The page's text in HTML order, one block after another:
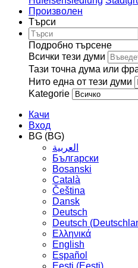
Произволен
Търси
Подробно търсене
Всички тези думи
Тази точна дума или
Нито една от тези думи
Kategorie
Качи
Вход
BG (BG)
العربية
Български
Bosanski
Сatalà
Čeština
Dansk
Deutsch
Deutsch
Ελληνικά
English
Español
Eesti (Eesti)